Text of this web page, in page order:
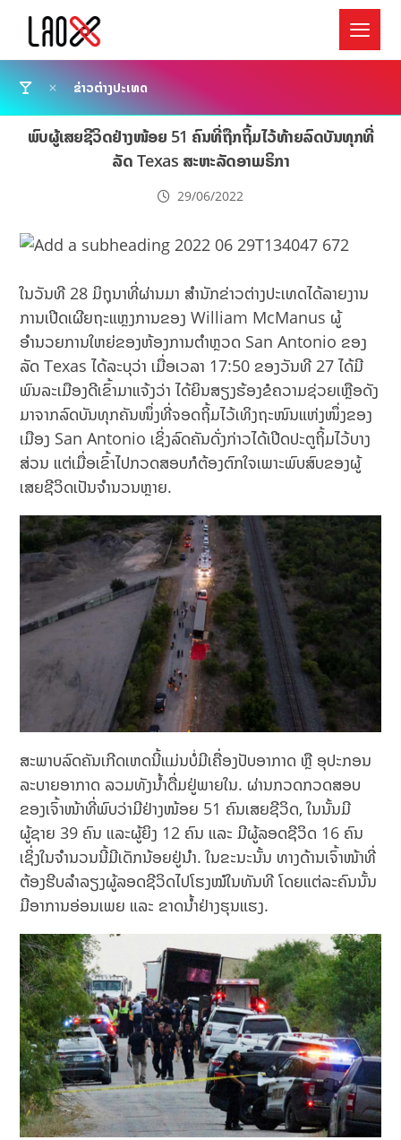
ຂ່າວຕ່າງປະເທດ
ພົບຜູ້ເສຍຊີວິດຢ່າງໜ້ອຍ 51 ຄົນທີ່ຖືກຖິ້ມໄວ້ທ້າຍລົດບັນທຸກທີ່
ລັດ Texas ສະຫະລັດອາເມຣິກາ
29/06/2022
ໃນວັນທີ 28 ມິຖຸນາທີ່ຜ່ານມາ ສໍານັກຂ່າວຕ່າງປະເທດໄດ້ລາຍງານ
ການເປີດເຜີຍຖະແຫຼງການຂອງ William McManus ຜູ້
ອໍານວຍການໃຫຍ່ຂອງຫ້ອງການຕໍາຫຼວດ San Antonio ຂອງ
ລັດ Texas ໄດ້ລະບຸວ່າ ເມື່ອເວລາ 17:50 ຂອງວັນທີ 27 ໄດ້ມີ
ພົນລະເມືອງດີເຂົ້າມາແຈ້ງວ່າ ໄດ້ຍິນສຽງຮ້ອງຂໍຄວາມຊ່ວຍເຫຼືອດັງ
ມາຈາກລົດບັນທຸກຄັນໜຶ່ງທີ່ຈອດຖິ້ມໄວ້ເທິງຖະໜົນແຫ່ງໜຶ່ງຂອງ
ເມືອງ San Antonio ເຊິ່ງລົດຄັນດັ່ງກ່າວໄດ້ເປີດປະຕູຖິ້ມໄວ້ບາງ
ສ່ວນ ແຕ່ເມື່ອເຂົ້າໄປກວດສອບກໍຕ້ອງຕົກໃຈເພາະພົບສົບຂອງຜູ້
ເສຍຊີວິດເປັນຈໍານວນຫຼາຍ.
ສະພາບລົດຄັນເກີດເຫດນີ້ແມ່ນບໍ່ມີເຄື່ອງປັບອາກາດ ຫຼື ອຸປະກອນ
ລະບາຍອາກາດ ລວມທັງນ້ຳດື່ມຢູ່ພາຍໃນ. ຜ່ານກວດກວດສອບ
ຂອງເຈົ້າໜ້າທີ່ພົບວ່າມີຢ່າງໜ້ອຍ 51 ຄົນເສຍຊີວິດ, ໃນນັ້ນມີ
ຜູ້ຊາຍ 39 ຄົນ ແລະຜູ້ຍິງ 12 ຄົນ ແລະ ມີຜູ້ລອດຊີວິດ 16 ຄົນ
ເຊິ່ງໃນຈໍານວນນີ້ມີເດັກນ້ອຍຢູ່ນໍາ. ໃນຂະນະນັ້ນ ທາງດ້ານເຈົ້າໜ້າທີ່
ຕ້ອງຮີບລໍາລຽງຜູ້ລອດຊີວິດໄປໂຮງໝໍໃນທັນທີ ໂດຍແຕ່ລະຄົນນັ້ນ
ມີອາການອ່ອນເພຍ ແລະ ຂາດນ້ຳຢ່າງຮຸນແຮງ.